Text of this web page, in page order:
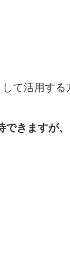
て活用する
きますが